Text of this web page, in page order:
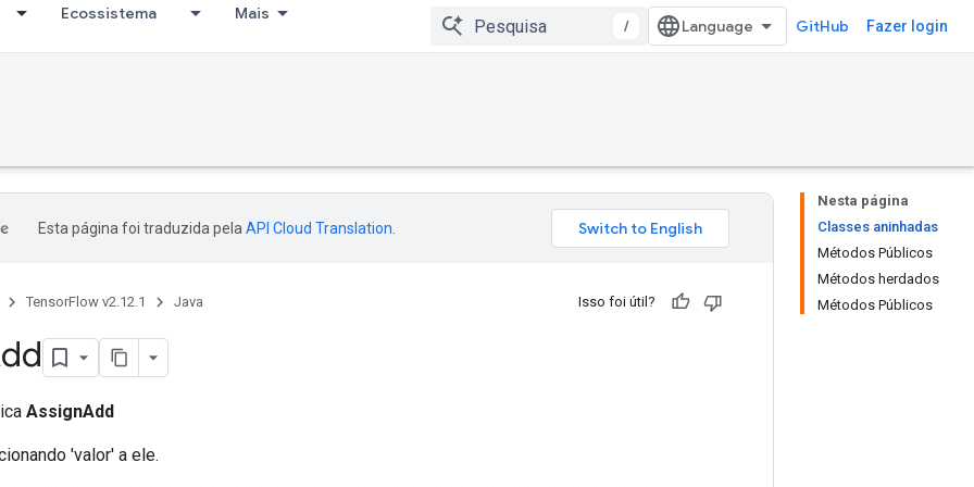
Ecossistema Mais
/ GitHub Fazer login
Nesta página
Classes aninhadas
Métodos Públicos
Métodos herdados
Métodos Públicos
Esta página foi traduzida pela API Cloud Translation
TensorFlow v2.12.1 Java Isso foi útil?
AssignAdd
'valor' a ele.